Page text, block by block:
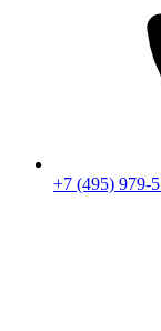
+7 (495) 979-